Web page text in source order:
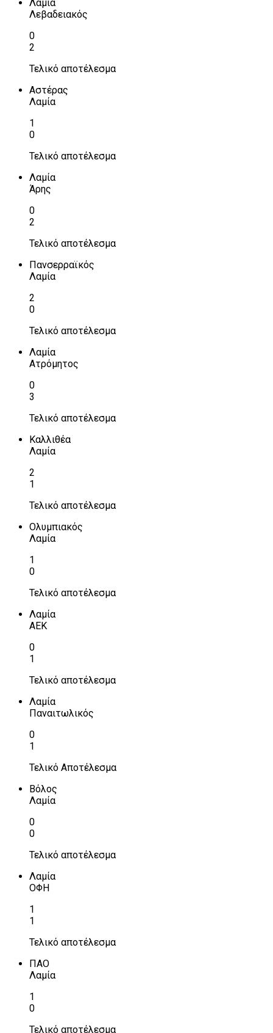
Λαμία
Λεβαδειακός
0
2
Τελικό αποτέλεσμα
Αστέρας
Λαμία
1
0
Τελικό αποτέλεσμα
Λαμία
Άρης
0
2
Τελικό αποτέλεσμα
Πανσερραϊκός
Λαμία
2
0
Τελικό αποτέλεσμα
Λαμία
Ατρόμητος
0
3
Τελικό αποτέλεσμα
Καλλιθέα
Λαμία
2
1
Τελικό αποτέλεσμα
Ολυμπιακός
Λαμία
1
0
Τελικό αποτέλεσμα
Λαμία
ΑΕΚ
0
1
Τελικό αποτέλεσμα
Λαμία
Παναιτωλικός
0
1
Τελικό Αποτέλεσμα
Βόλος
Λαμία
0
0
Τελικό αποτέλεσμα
Λαμία
ΟΦΗ
1
1
Τελικό αποτέλεσμα
ΠΑΟ
Λαμία
1
0
Τελικό αποτέλεσμα